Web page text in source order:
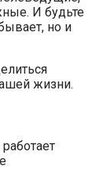
И будьте
но и
жизни.